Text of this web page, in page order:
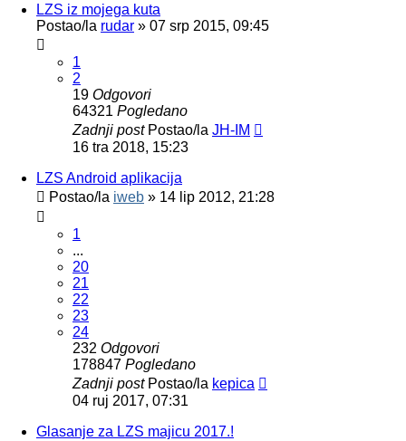
LZS iz mojega kuta
Postao/la rudar » 07 srp 2015, 09:45
1
2
19 Odgovori
64321 Pogledano
Zadnji post Postao/la JH-IM
16 tra 2018, 15:23
LZS Android aplikacija
Postao/la iweb » 14 lip 2012, 21:28
1
...
20
21
22
23
24
232 Odgovori
178847 Pogledano
Zadnji post Postao/la kepica
04 ruj 2017, 07:31
Glasanje za LZS majicu 2017.!